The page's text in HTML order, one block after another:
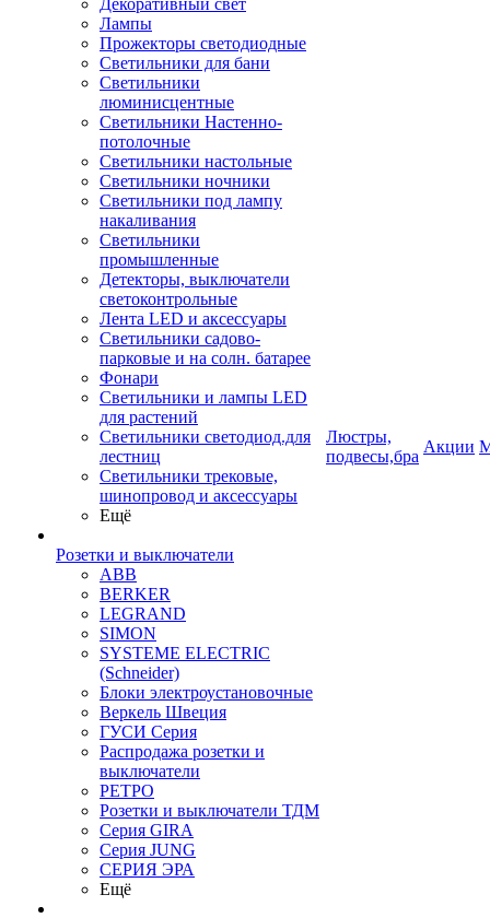
Декоративный свет
Лампы
Прожекторы светодиодные
Светильники для бани
Светильники
люминисцентные
Светильники Настенно-
потолочные
Светильники настольные
Светильники ночники
Светильники под лампу
накаливания
Светильники
промышленные
Детекторы, выключатели
светоконтрольные
Лента LED и аксессуары
Светильники садово-
парковые и на солн. батарее
Фонари
Светильники и лампы LED
для растений
Светильники светодиод.для
лестниц
Светильники трековые,
шинопровод и аксессуары
Ещё
Розетки и выключатели
ABB
BERKER
LEGRAND
SIMON
SYSTEME ELECTRIC
(Schneider)
Блоки электроустановочные
Веркель Швеция
ГУСИ Серия
Распродажа розетки и
выключатели
РЕТРО
Розетки и выключатели ТДМ
Серия GIRA
Серия JUNG
СЕРИЯ ЭРА
Ещё
Люстры,
подвесы,бра
Акции